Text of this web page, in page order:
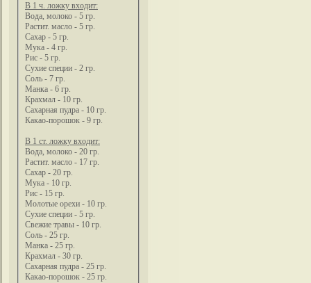
В 1 ч. ложку входит:
Вода, молоко - 5 гр.
Растит. масло - 5 гр.
Сахар - 5 гр.
Мука - 4 гр.
Рис - 5 гр.
Сухие специи - 2 гр.
Соль - 7 гр.
Манка - 6 гр.
Крахмал - 10 гр.
Сахарная пудра - 10 гр.
Какао-порошок - 9 гр.
В 1 ст. ложку входит:
Вода, молоко - 20 гр.
Растит. масло - 17 гр.
Сахар - 20 гр.
Мука - 10 гр.
Рис - 15 гр.
Молотые орехи - 10 гр.
Сухие специи - 5 гр.
Свежие травы - 10 гр.
Соль - 25 гр.
Манка - 25 гр.
Крахмал - 30 гр.
Сахарная пудра - 25 гр.
Какао-порошок - 25 гр.